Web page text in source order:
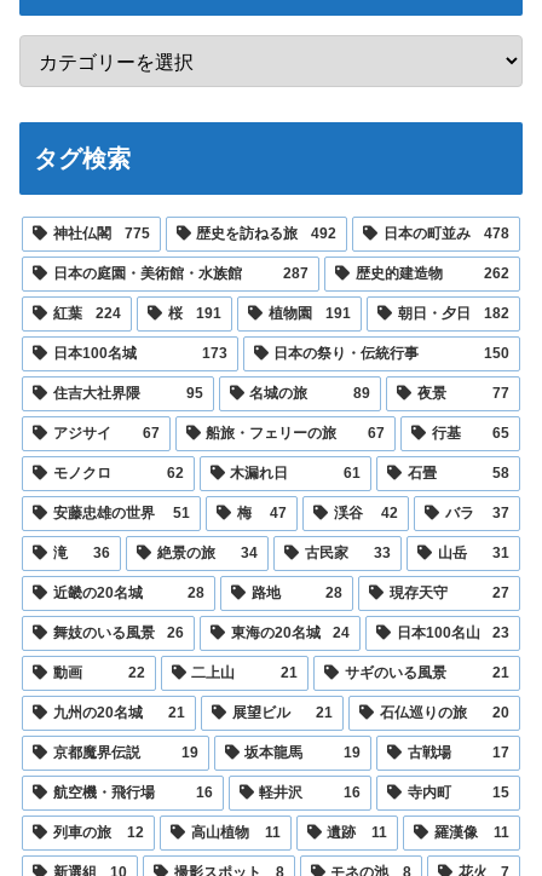
タグ検索
神社仏閣 775 歴史を訪ねる旅 492 日本の町並み 478
日本の庭園・美術館・水族館 287 歴史的建造物 262
紅葉 224 桜 191 植物園 191 朝日・夕日 182
日本100名城 173 日本の祭り・伝統行事 150
住吉大社界隈 95 名城の旅 89 夜景 77
アジサイ 67 船旅・フェリーの旅 67 行基 65
モノクロ 62 木漏れ日 61 石畳 58
安藤忠雄の世界 51 梅 47 渓谷 42 バラ 37
滝 36 絶景の旅 34 古民家 33 山岳 31
近畿の20名城 28 路地 28 現存天守 27
舞妓のいる風景 26 東海の20名城 24 日本100名山 23
動画 22 二上山 21 サギのいる風景 21
九州の20名城 21 展望ビル 21 石仏巡りの旅 20
京都魔界伝説 19 坂本龍馬 19 古戦場 17
航空機・飛行場 16 軽井沢 16 寺内町 15
列車の旅 12 高山植物 11 遺跡 11 羅漢像 11
新選組 10 撮影スポット 8 モネの池 8 花火 7